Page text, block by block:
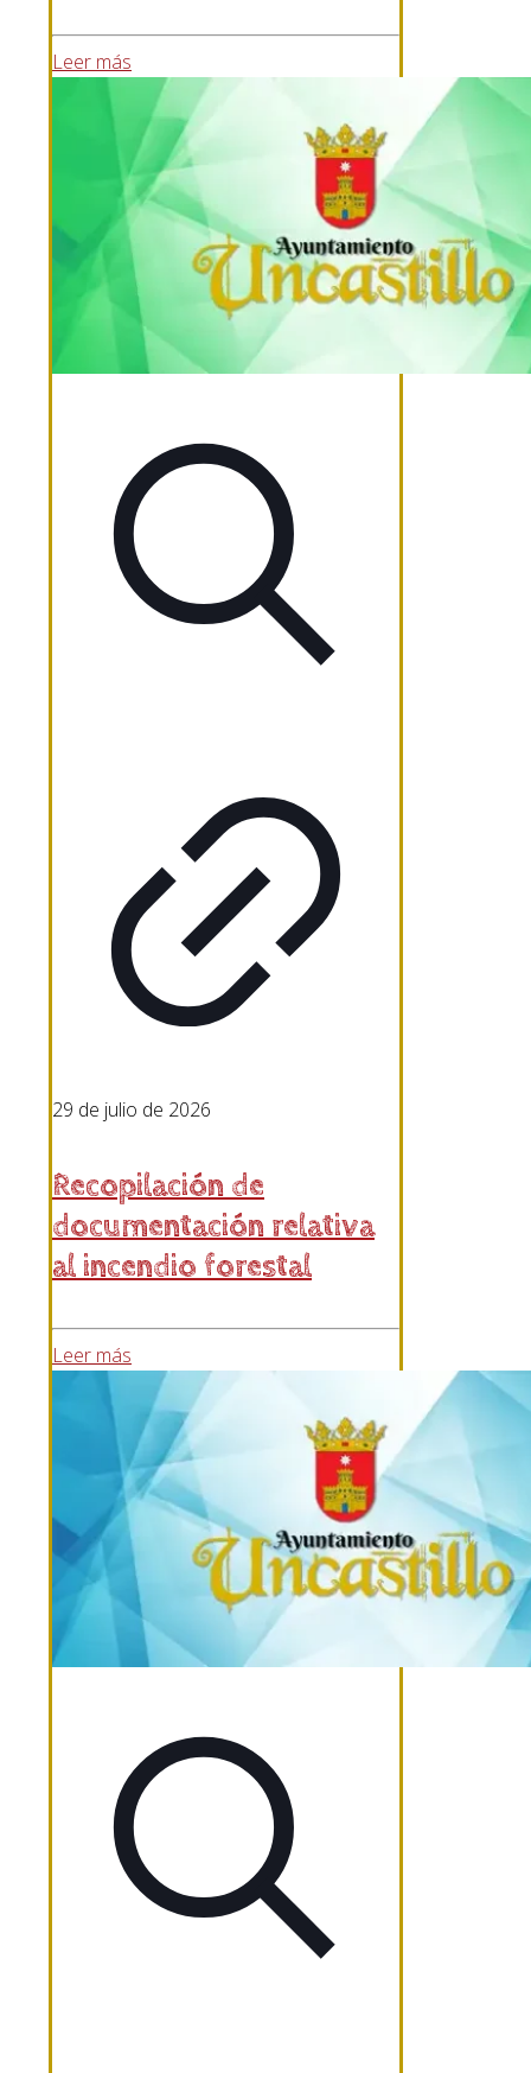
Leer más
29 de julio de 2026
Recopilación de
documentación relativa
al incendio forestal
Leer más